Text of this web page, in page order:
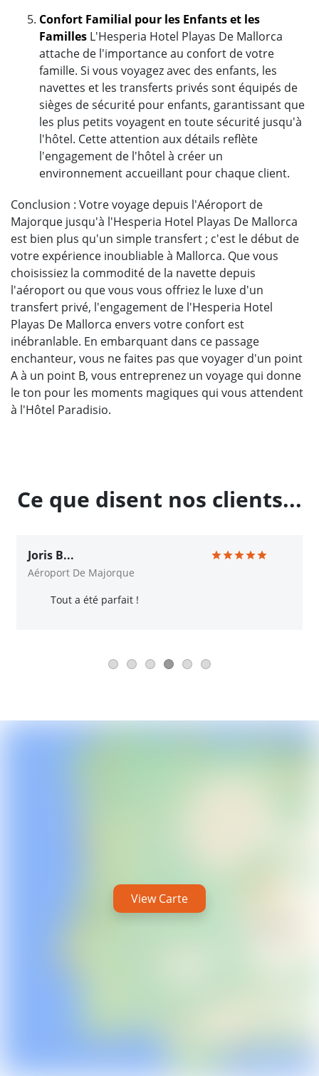
Confort Familial pour les Enfants et les
Familles L'Hesperia Hotel Playas De Mallorca
attache de l'importance au confort de votre
famille. Si vous voyagez avec des enfants, les
navettes et les transferts privés sont équipés de
sièges de sécurité pour enfants, garantissant que
les plus petits voyagent en toute sécurité jusqu'à
l'hôtel. Cette attention aux détails reflète
l'engagement de l'hôtel à créer un
environnement accueillant pour chaque client.
Conclusion : Votre voyage depuis l'Aéroport de
Majorque jusqu'à l'Hesperia Hotel Playas De Mallorca
est bien plus qu'un simple transfert ; c'est le début de
votre expérience inoubliable à Mallorca. Que vous
choisissiez la commodité de la navette depuis
l'aéroport ou que vous vous offriez le luxe d'un
transfert privé, l'engagement de l'Hesperia Hotel
Playas De Mallorca envers votre confort est
inébranlable. En embarquant dans ce passage
enchanteur, vous ne faites pas que voyager d'un point
A à un point B, vous entreprenez un voyage qui donne
le ton pour les moments magiques qui vous attendent
à l'Hôtel Paradisio.
Ce que disent nos clients...
Joris B...
Aéroport De Majorque
Tout a été parfait !
View Carte